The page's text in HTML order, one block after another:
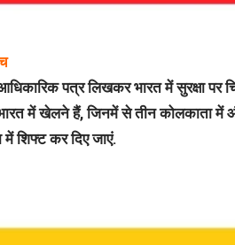
पत्र लिखकर भारत में सुरक्षा पर
में खेलने हैं, जिनमें से तीन कोलकाता में
शिफ्ट कर दिए जाएं.